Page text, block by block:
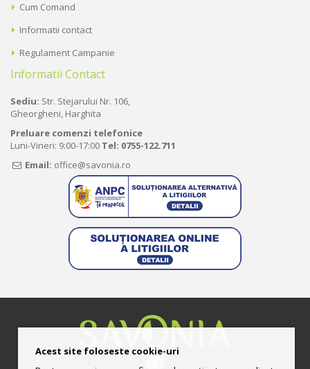
Cum Comand
Informatii contact
Regulament Campanie
Informatii Contact
Sediu: Str. Stejarului Nr. 106,
Gheorgheni, Harghita
Preluare comenzi telefonice
Luni-Vineri: 9:00-17:00 Tel: 0755-122.711
Email: office@savonia.ro
Acest site foloseste cookie-uri